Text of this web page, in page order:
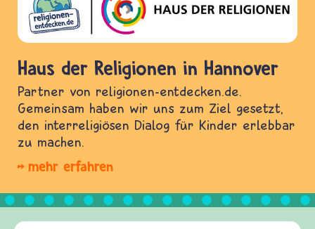
Haus der Religionen in Hannover
Partner von religionen-entdecken.de.
Gemeinsam haben wir uns zum Ziel gesetzt,
den interreligiösen Dialog für Kinder erlebbar
zu machen.
mehr erfahren